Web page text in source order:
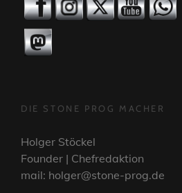
DIE STONE PROG MACHER
Holger Stöckel
Founder | Chefredaktion
mail: holger@stone-prog.de